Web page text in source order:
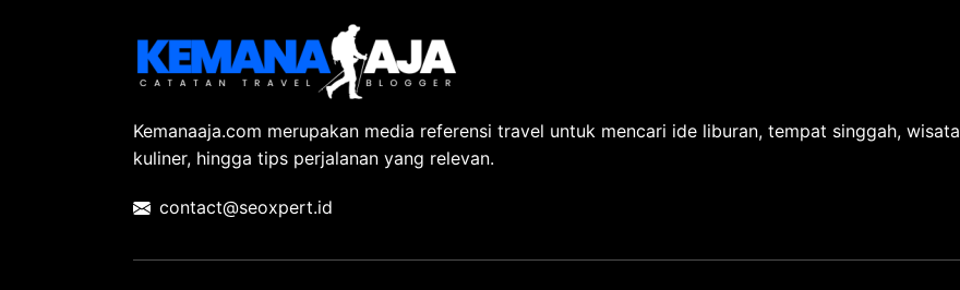
Kemanaaja.com merupakan media referensi travel untuk mencari ide liburan, tempat singgah, wisata
kuliner, hingga tips perjalanan yang relevan.
contact@seoxpert.id